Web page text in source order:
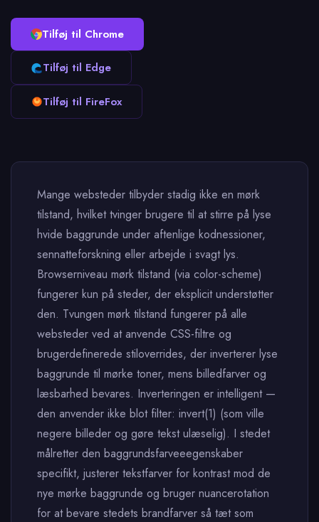
Tilføj til Chrome
Tilføj til Edge
Tilføj til FireFox
Mange websteder tilbyder stadig ikke en mørk
tilstand, hvilket tvinger brugere til at stirre på lyse
hvide baggrunde under aftenlige kodnessioner,
sennatteforskning eller arbejde i svagt lys.
Browserniveau mørk tilstand (via color-scheme)
fungerer kun på steder, der eksplicit understøtter
den. Tvungen mørk tilstand fungerer på alle
websteder ved at anvende CSS-filtre og
brugerdefinerede stiloverrides, der inverterer lyse
baggrunde til mørke toner, mens billedfarver og
læsbarhed bevares. Inverteringen er intelligent —
den anvender ikke blot filter: invert(1) (som ville
negere billeder og gøre tekst ulæselig). I stedet
målretter den baggrundsfarveeegenskaber
specifikt, justerer tekstfarver for kontrast mod de
nye mørke baggrunde og bruger nuancerotation
for at bevare stedets brandfarver så tæt som